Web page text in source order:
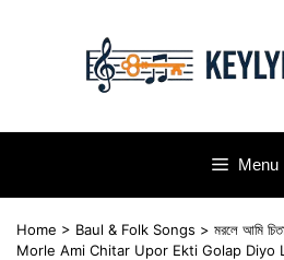
Menu
Home > Baul & Folk Songs > মরলে আমি
Morle Ami Chitar Upor Ekti Golap Diyo